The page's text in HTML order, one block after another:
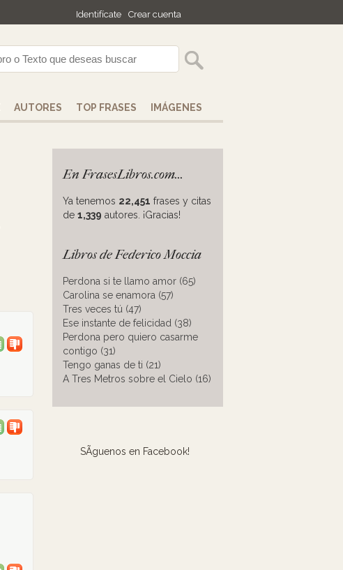
Identifícate Crear cuenta
AUTORES TOP FRASES IMÁGENES
En FrasesLibros.com...
Ya tenemos 22,451 frases y citas
de 1,339 autores. ¡Gracias!
Libros de Federico Moccia
Perdona si te llamo amor (65)
Carolina se enamora (57)
Tres veces tú (47)
Ese instante de felicidad (38)
Perdona pero quiero casarme
contigo (31)
Tengo ganas de ti (21)
A Tres Metros sobre el Cielo (16)
SÃ­guenos en Facebook!